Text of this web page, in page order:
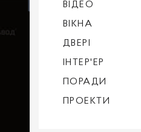
ВІДЕО
ВІКНА
ДВЕРІ
ІНТЕР'ЕР
ПОРАДИ
ПРОЕКТИ